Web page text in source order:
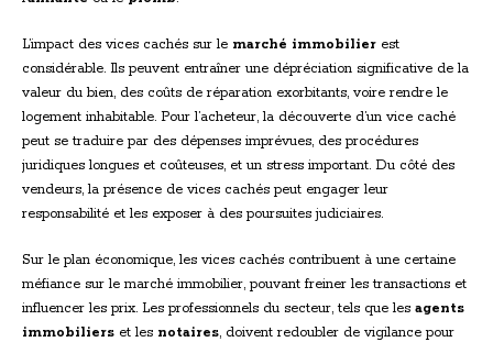
L’impact des vices cachés sur le marché immobilier est
considérable. Ils peuvent entraîner une dépréciation significative de la
valeur du bien, des coûts de réparation exorbitants, voire rendre le
logement inhabitable. Pour l’acheteur, la découverte d’un vice caché
peut se traduire par des dépenses imprévues, des procédures
juridiques longues et coûteuses, et un stress important. Du côté des
vendeurs, la présence de vices cachés peut engager leur
responsabilité et les exposer à des poursuites judiciaires.
Sur le plan économique, les vices cachés contribuent à une certaine
méfiance sur le marché immobilier, pouvant freiner les transactions et
influencer les prix. Les professionnels du secteur, tels que les agents
immobiliers et les notaires, doivent redoubler de vigilance pour